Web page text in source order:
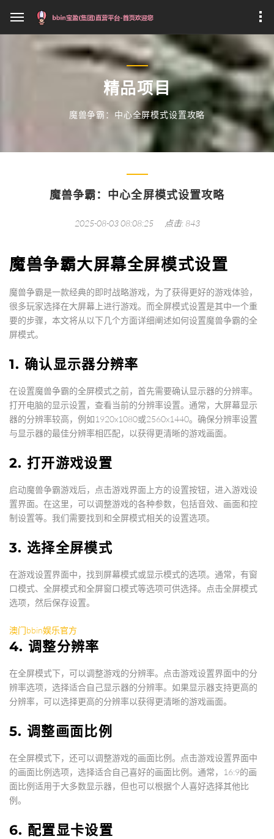
精品项目
魔兽争霸：中心全屏模式设置攻略
魔兽争霸：中心全屏模式设置攻略
2025-08-03 08:08:25 点击: 843
魔兽争霸大屏幕全屏模式设置
魔兽争霸是一款经典的即时战略游戏，为了获得更好的游戏体验，
很多玩家选择在大屏幕上进行游戏。而全屏模式设置是其中一个重
要的步骤，本文将从以下几个方面详细阐述如何设置魔兽争霸的全
屏模式。
1. 确认显示器分辨率
在设置魔兽争霸的全屏模式之前，首先需要确认显示器的分辨率。
打开电脑的显示设置，查看当前的分辨率设置。通常，大屏幕显示
器的分辨率较高，例如1920x1080或2560x1440。确保分辨率设置
与显示器的最佳分辨率相匹配，以获得更清晰的游戏画面。
2. 打开游戏设置
启动魔兽争霸游戏后，点击游戏界面上方的设置按钮，进入游戏设
置界面。在这里，可以调整游戏的各种参数，包括音效、画面和控
制设置等。我们需要找到和全屏模式相关的设置选项。
3. 选择全屏模式
在游戏设置界面中，找到屏幕模式或显示模式的选项。通常，有窗
口模式、全屏模式和全屏窗口模式等选项可供选择。点击全屏模式
选项，然后保存设置。
澳门bbin娱乐官方
4. 调整分辨率
在全屏模式下，可以调整游戏的分辨率。点击游戏设置界面中的分
辨率选项，选择适合自己显示器的分辨率。如果显示器支持更高的
分辨率，可以选择更高的分辨率以获得更清晰的游戏画面。
5. 调整画面比例
在全屏模式下，还可以调整游戏的画面比例。点击游戏设置界面中
的画面比例选项，选择适合自己喜好的画面比例。通常，16:9的画
面比例适用于大多数显示器，但也可以根据个人喜好选择其他比
例。
6. 配置显卡设置